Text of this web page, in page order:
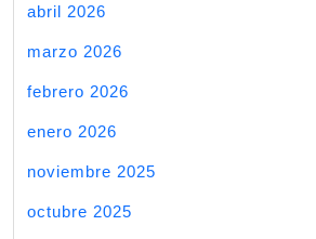
abril 2026
marzo 2026
febrero 2026
enero 2026
noviembre 2025
octubre 2025